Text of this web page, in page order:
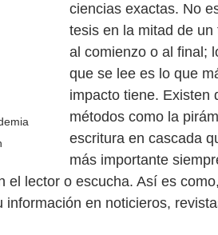
ciencias exactas. No
tesis en la mitad de
al comienzo o al final;
que se lee es lo que
impacto tiene. Existen
métodos como la
escritura en cascada
más importante
el lector o escucha. Así es
en noticieros,